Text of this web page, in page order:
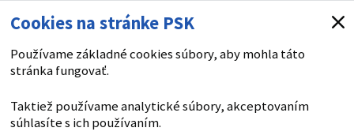
Cookies na stránke PSK
Používame základné cookies súbory, aby mohla táto
stránka fungovať.
Taktiež používame analytické súbory, akceptovaním
súhlasíte s ich používaním.